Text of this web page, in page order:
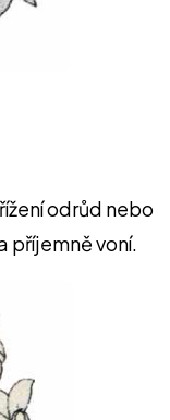
odrůd nebo
příjemně voní.